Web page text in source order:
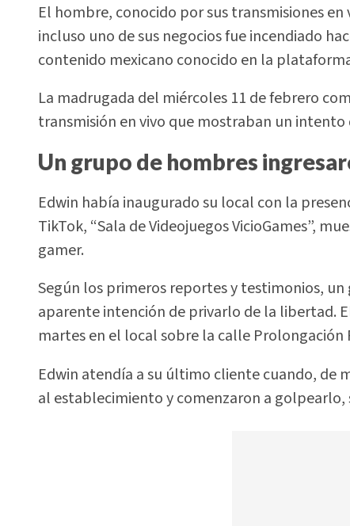
El hombre, conocido por sus transmisiones
incluso uno de sus negocios fue incendiado
contenido mexicano conocido en la
La madrugada del miércoles 11 de febrero
transmisión en vivo que mostraban un intento
Un grupo de hombres
Edwin había inaugurado su local con la
TikTok, “Sala de Videojuegos VicioGames”,
gamer.
Según los primeros reportes y testimonios,
aparente intención de privarlo de la libertad.
martes en el local sobre la calle Prolongación
Edwin atendía a su último cliente cuando, de
al establecimiento y comenzaron a